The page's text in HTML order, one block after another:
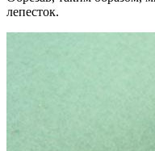
лепесток.